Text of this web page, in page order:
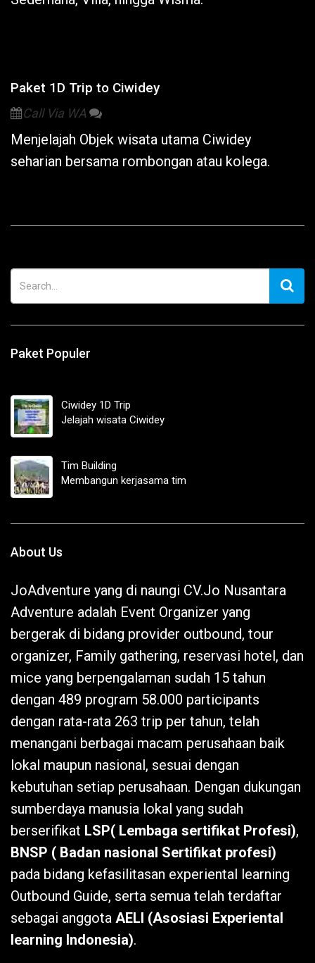
Paket 1D Trip to Ciwidey
Call Via WA
Menjelajah Objek wisata utama Ciwidey
seharian bersama rombongan atau kolega.
Paket Populer
Ciwidey 1D Trip
Jelajah wisata Ciwidey
Tim Building
Membangun kerjasama tim
About Us
JoAdventure yang di naungi CV.Jo Nusantara
Adventure adalah Event Organizer yang
bergerak di bidang provider outbound, tour
organizer, Family gathering, reservasi hotel, dan
mice yang berpengalaman sudah 15 tahun
dengan 489 program 58.000 participants
dengan rata-rata 263 trip per tahun, telah
menangani berbagai macam perusahaan baik
lokal maupun nasional, sesuai dengan
kebutuhan setiap perusahaan. Dengan dukungan
sumberdaya manusia lokal yang sudah
berserifikat LSP( Lembaga sertifikat Profesi),
BNSP ( Badan nasional Sertifikat profesi)
pada bidang kefasilitasan experiental learning
Outbound Guide, serta semua telah terdaftar
sebagai anggota AELI (Asosiasi Experiental
learning Indonesia).